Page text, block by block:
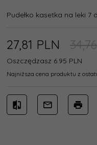
Pudełko kasetka na leki
27,81 PLN
Oszczędzasz 6.95 PLN
Najniższa cena produktu z